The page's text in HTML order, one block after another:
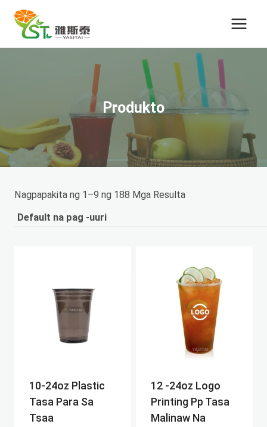
Email
Address
Produkto
Nagpapakita ng 1–9 ng 188 Mga Resulta
10-24oz Plastic
Tasa Para Sa
Tsaa
12 -24oz Logo
Printing Pp Tasa
Malinaw Na